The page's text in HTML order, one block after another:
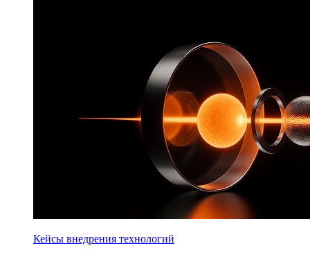
Кейсы внедрения технологий